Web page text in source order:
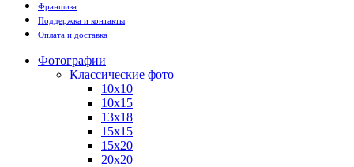
Франшиза
Поддержка и контакты
Оплата и доставка
Фотографии
Классические фото
10х10
10х15
13х18
15х15
15х20
20х20